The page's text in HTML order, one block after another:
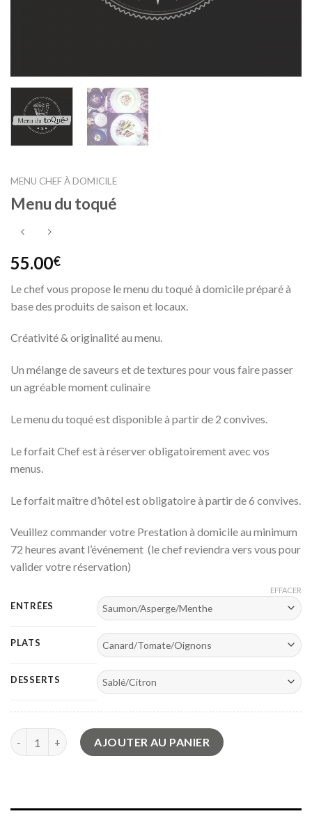
MENU CHEF À DOMICILE
Menu du toqué
55.00€
Le chef vous propose le menu du toqué à domicile préparé à
base des produits de saison et locaux.
Créativité & originalité au menu.
Un mélange de saveurs et de textures pour vous faire passer
un agréable moment culinaire
Le menu du toqué est disponible à partir de 2 convives.
Le forfait Chef est à réserver obligatoirement avec vos
menus.
Le forfait maître d’hôtel est obligatoire à partir de 6 convives.
Veuillez commander votre Prestation à domicile au minimum
72 heures avant l’événement (le chef reviendra vers vous pour
valider votre réservation)
ENTRÉES
PLATS
DESSERTS
EFFACER
quantité de Menu du toquéAJOUTER AU PANIER